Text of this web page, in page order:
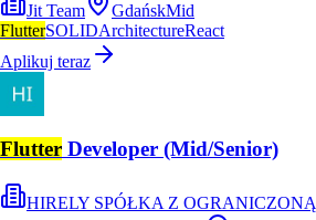
Jit Team
GdańskMid
FlutterSOLIDArchitectureReact
Aplikuj teraz
Flutter Developer (Mid/Senior)
HIRELY SPÓŁKA Z OGRANICZONĄ